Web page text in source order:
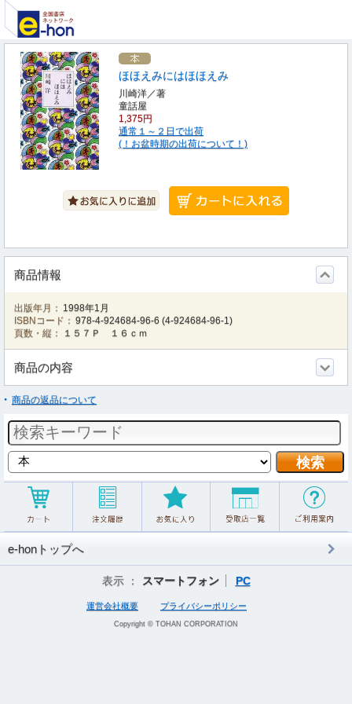
ほほえみにはほほえみ
川崎洋／著
童話屋
1,375円
通常１～２日で出荷
(！お盆時期の出荷について！)
商品情報
出版年月： 1998年1月
ISBNコード： 978-4-924684-96-6 (4-924684-96-1)
頁数・縦：
１５７Ｐ １６ｃｍ
商品の内容
商品の返品について
e-honトップへ
表示 ： スマートフォン PC
運営会社概要 プライバシーポリシー
Copyright © TOHAN CORPORATION